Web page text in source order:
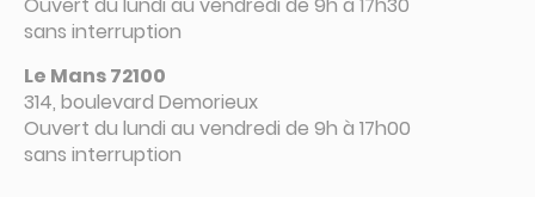
sans interruption
Le Mans 72100
314, boulevard Demorieux
Ouvert du lundi au vendredi de 9h à 17h00
sans interruption